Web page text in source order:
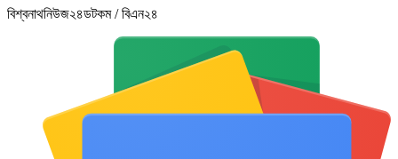
বিশ্বনাথনিউজ২৪ডটকম / বিএন২৪